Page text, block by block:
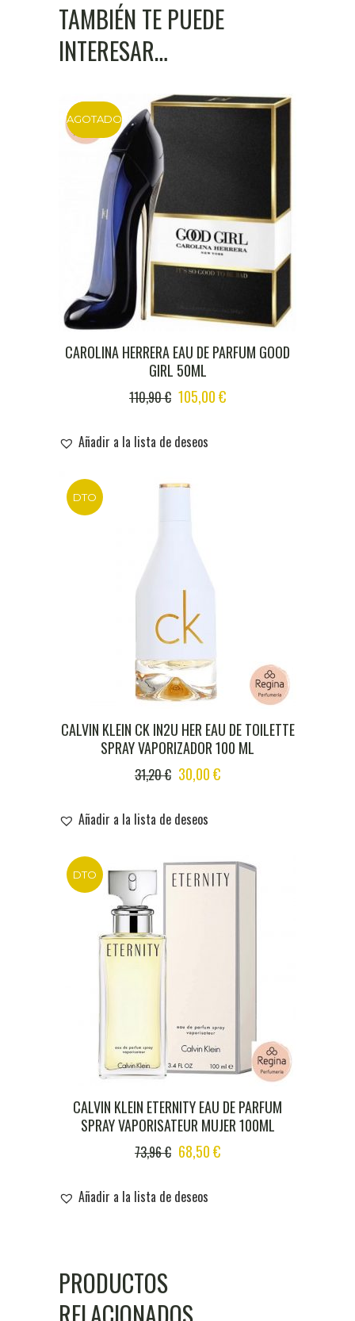
TAMBIÉN TE PUEDE
INTERESAR…
DTO
AGOTADO
CAROLINA HERRERA EAU DE PARFUM GOOD
GIRL 50ML
110,90€ ORIGINAL
WAS:
110,90 €.
105,00€CURRENT
Añadir a la lista de deseos
DTO
CALVIN KLEIN CK IN2U HER EAU DE TOILETTE
SPRAY VAPORIZADOR 100 ML
31,20€ ORIGINAL
WAS:
31,20 €.
30,00€CURRENT
Añadir a la lista de deseos
DTO
CALVIN KLEIN ETERNITY EAU DE PARFUM
SPRAY VAPORISATEUR MUJER 100ML
73,96€ ORIGINAL
WAS:
73,96 €.
68,50€CURRENT
Añadir a la lista de deseos
PRODUCTOS